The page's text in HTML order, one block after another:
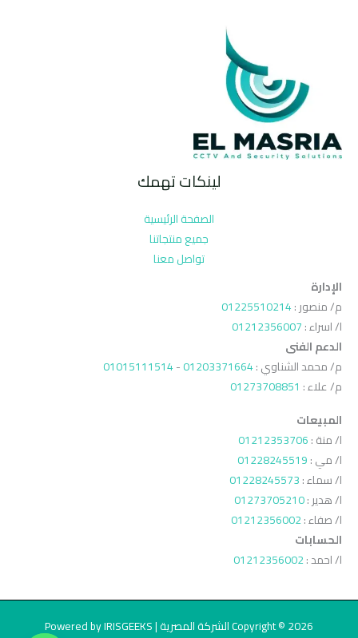
لينكات تهمك
الصفحة الرئيسية
جميع منتجاتنا
تواصل معنا
الإدارة
م/ منصور :01225510214
ا/ اسراء :01212356007
الدعم الفنى
م/ محمد الشناوي :01203371664
-
01015111514
م/ علاء : 01273708851
المبيعات
ا/ منة :01212353706
ا/ مي :01228245519
ا/ سماء :01228245573
ا/ هدير :01273705210
ا/ صفاء :01212356002
الحسابات
ا/ احمد :01212356002
Copyright © 2026 الشركة المصرية | Powered by IRISGEEKS